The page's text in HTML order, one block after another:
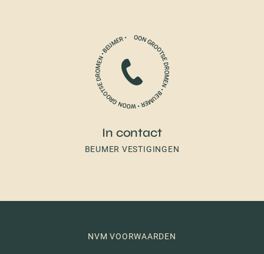
In contact
BEUMER VESTIGINGEN
NVM VOORWAARDEN